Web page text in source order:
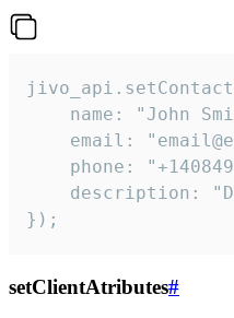
name: "John
email:
phone:
description:
});
setClientAtributes#